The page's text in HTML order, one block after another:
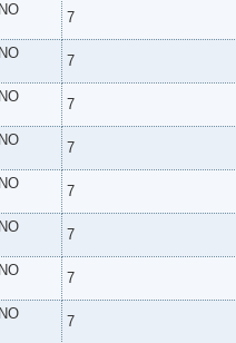
7
7
7
7
7
7
7
7